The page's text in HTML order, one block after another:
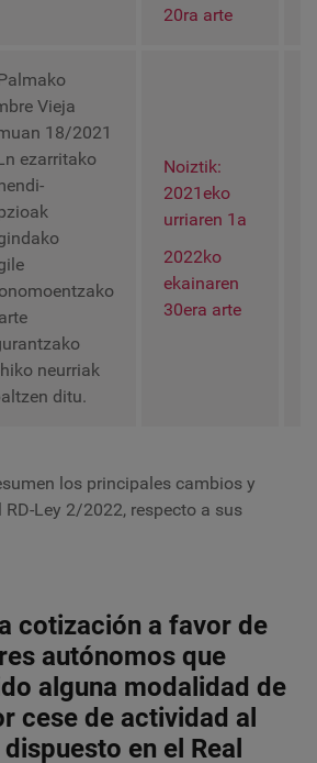
20ra arte
Vieja
18/2021
ezarritako
neurriak
ditu.
Noiztik:
2021eko
urriaren 1a
2022ko
ekainaren
30era arte
los principales cambios y
Ley 2/2022, respecto a sus
cotización a favor de
autónomos que
alguna modalidad de
cese de actividad al
en el Real